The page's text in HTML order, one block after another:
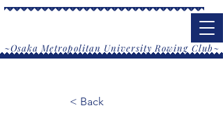
​~Osaka Metropolitan University Rowing Club~
< Back